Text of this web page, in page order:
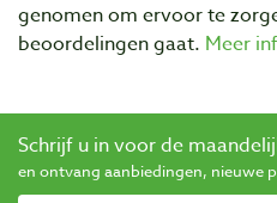
genomen om ervoor te
beoordelingen gaat. Meer
Schrijf u in voor de
en ontvang aanbiedingen, nieuwe